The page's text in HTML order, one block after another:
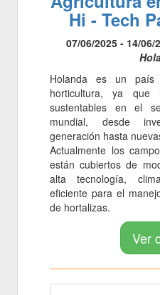
Hi - Tech
07/06/2025 - 14/06/
Holanda es un país
horticultura, ya que
sustentables en el
mundial, desde
generación hasta
Actualmente los
están cubiertos de
alta tecnología,
eficiente para el
de hortalizas.
Ver